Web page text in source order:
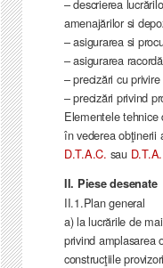
– descrierea
amenajărilor si
– asigurarea si
– asigurarea
– precizări cu
– precizări privind
Elementele tehnice
în vederea obţinerii
D.T.A.C. sau
II. Piese desenate
II.1.Plan general
a) la lucrările de
privind amplasarea
construcţiile